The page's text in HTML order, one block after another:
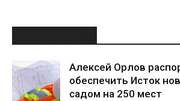
Алексей Орлов
обеспечить Исток
садом на 250 мест